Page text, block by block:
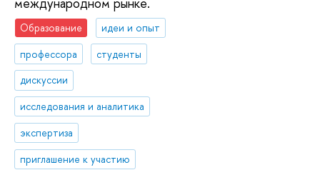
Образование
идеи и опыт
профессора
студенты
дискуссии
исследования и аналитика
экспертиза
приглашение к участию